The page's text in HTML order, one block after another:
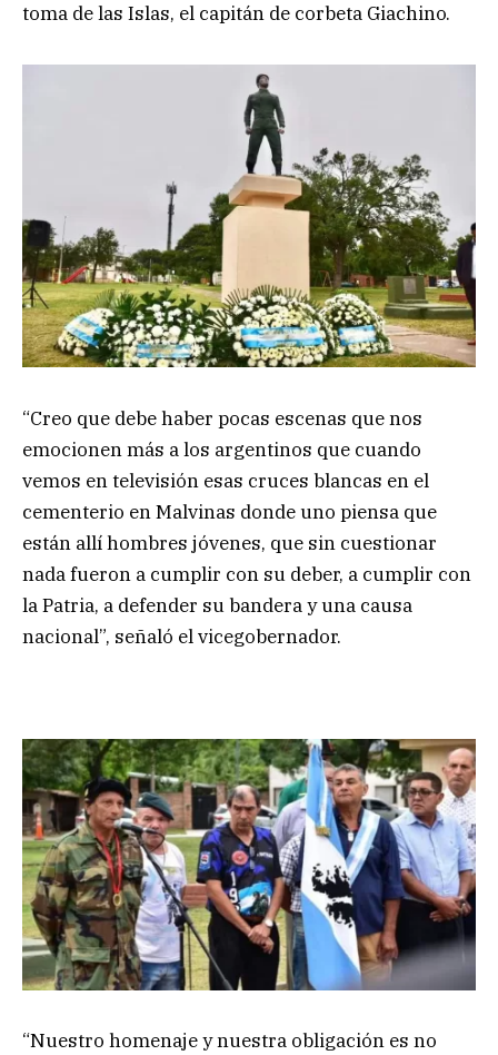
toma de las Islas, el capitán de corbeta Giachino.
“Creo que debe haber pocas escenas que nos
emocionen más a los argentinos que cuando
vemos en televisión esas cruces blancas en el
cementerio en Malvinas donde uno piensa que
están allí hombres jóvenes, que sin cuestionar
nada fueron a cumplir con su deber, a cumplir con
la Patria, a defender su bandera y una causa
nacional”, señaló el vicegobernador.
“Nuestro homenaje y nuestra obligación es no